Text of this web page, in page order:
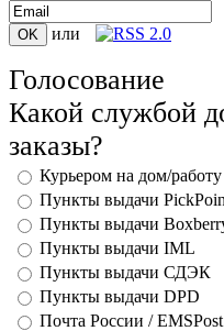
или
Голосование
Какой службой
заказы?
Курьером на дом/работу
Пункты выдачи
Пункты выдачи
Пункты выдачи IML
Пункты выдачи СДЭК
Пункты выдачи DPD
Почта России / EMSPost